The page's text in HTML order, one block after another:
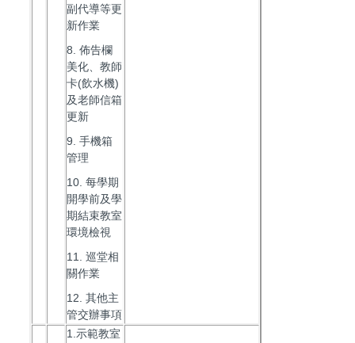
副代導等更
新作業
8. 佈告欄
美化、教師
卡(飲水機)
及老師信箱
更新
9. 手機箱
管理
10. 每學期
開學前及學
期結束教室
環境檢視
11. 巡堂相
關作業
12. 其他主
管交辦事項
1.示範教室